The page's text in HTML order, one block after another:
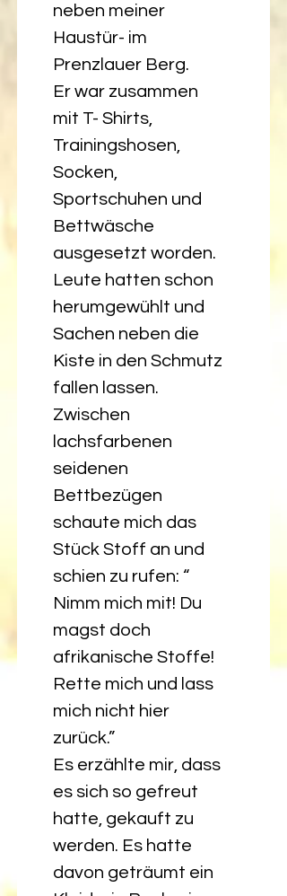
neben meiner
Haustür- im
Prenzlauer Berg.
Er war zusammen
mit T- Shirts,
Trainingshosen,
Socken,
Sportschuhen und
Bettwäsche
ausgesetzt worden.
Leute hatten schon
herumgewühlt und
Sachen neben die
Kiste in den Schmutz
fallen lassen.
Zwischen
lachsfarbenen
seidenen
Bettbezügen
schaute mich das
Stück Stoff an und
schien zu rufen: “
Nimm mich mit! Du
magst doch
afrikanische Stoffe!
Rette mich und lass
mich nicht hier
zurück.”
Es erzählte mir, dass
es sich so gefreut
hatte, gekauft zu
werden. Es hatte
davon geträumt ein